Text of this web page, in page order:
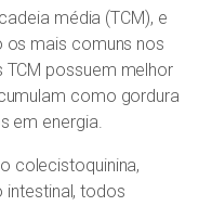
média (TCM), e
os mais comuns nos
possuem melhor
como gordura
em energia.
colecistoquinina,
intestinal, todos